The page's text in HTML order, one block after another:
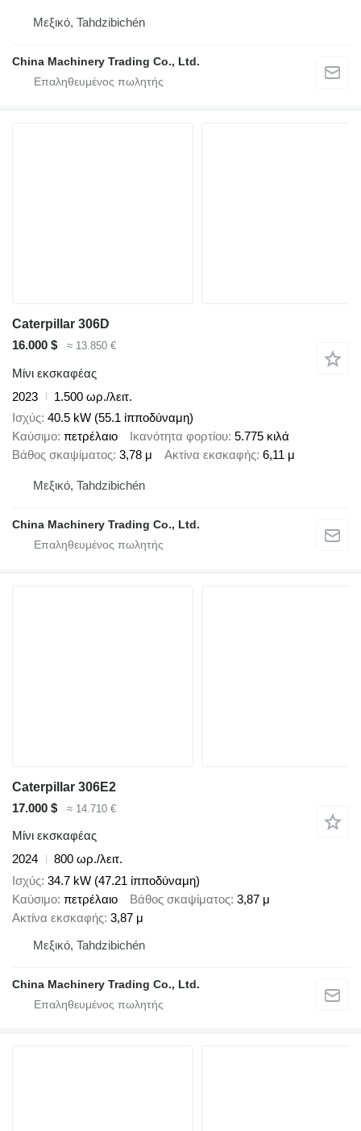
Μεξικό, Tahdzibichén
China Machinery Trading Co., Ltd.
Caterpillar 306D
16.000 $
≈ 13.850 €
Μίνι εκσκαφέας
2023
1.500 ωρ./λειτ.
Ισχύς 40.5 kW (55.1 ίπποδύναμη)
Καύσιμο πετρέλαιο Ικανότητα φορτίου 5.775 κιλά
Βάθος σκαψίματος 3,78 μ Ακτίνα εκσκαφής 6,11 μ
Μεξικό, Tahdzibichén
China Machinery Trading Co., Ltd.
Caterpillar 306E2
17.000 $
≈ 14.710 €
Μίνι εκσκαφέας
2024
800 ωρ./λειτ.
Ισχύς 34.7 kW (47.21 ίπποδύναμη)
Καύσιμο πετρέλαιο Βάθος σκαψίματος 3,87 μ
Ακτίνα εκσκαφής 3,87 μ
Μεξικό, Tahdzibichén
China Machinery Trading Co., Ltd.